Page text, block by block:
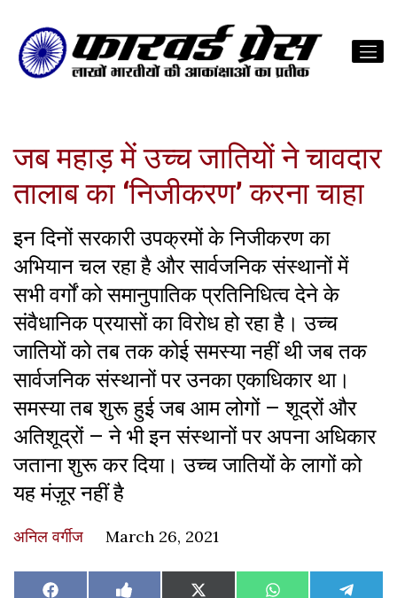
जब महाड़ में उच्च जातियों ने चावदार
तालाब का ‘निजीकरण’ करना चाहा
इन दिनों सरकारी उपक्रमों के निजीकरण का
अभियान चल रहा है और सार्वजनिक संस्थानों में
सभी वर्गों को समानुपातिक प्रतिनिधित्व देने के
संवैधानिक प्रयासों का विरोध हो रहा है। उच्च
जातियों को तब तक कोई समस्या नहीं थी जब तक
सार्वजनिक संस्थानों पर उनका एकाधिकार था।
समस्या तब शुरू हुई जब आम लोगों – शूद्रों और
अतिशूद्रों – ने भी इन संस्थानों पर अपना अधिकार
जताना शुरू कर दिया। उच्च जातियों के लागों को
यह मंज़ूर नहीं है
अनिल वर्गीज March 26, 2021